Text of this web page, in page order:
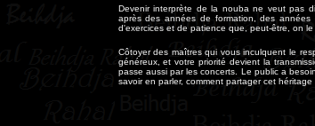
Devenir interprète de la nouba ne veut pas
après des années de formation, des
d'exercices et de patience que, peut-être, on le
Côtoyer des maîtres qui vous inculquent le
généreux, et votre priorité devient la
passe aussi par les concerts. Le public a
savoir en parler, comment partager cet